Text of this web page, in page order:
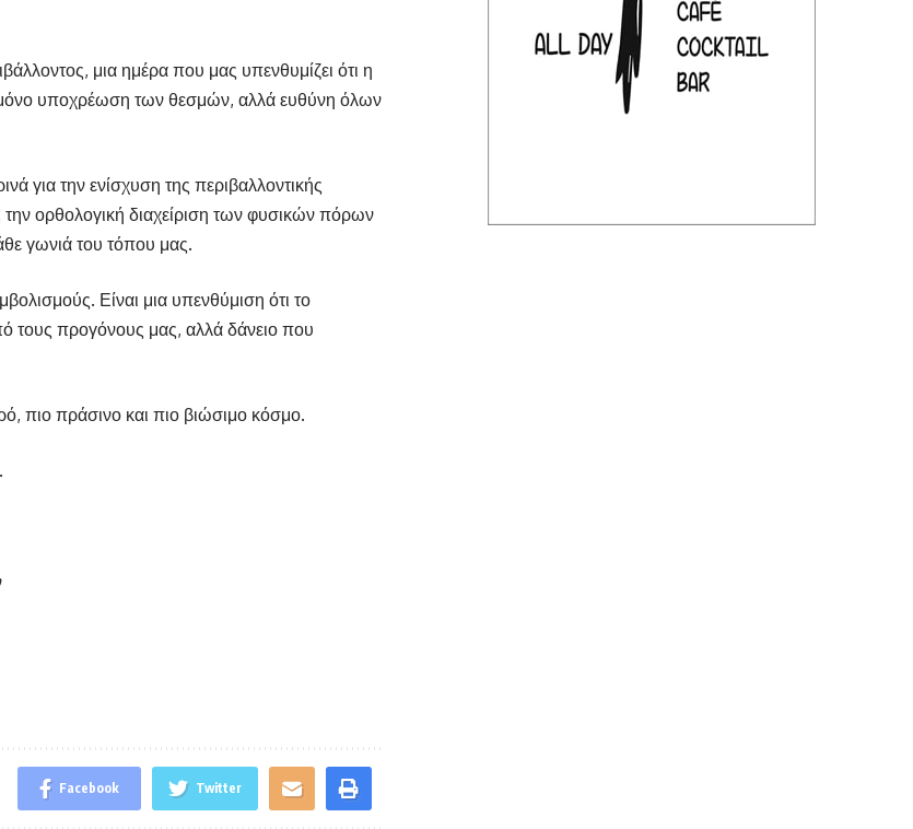
μια ημέρα που μας υπενθυμίζει ότι η
μόνο υποχρέωση των θεσμών, αλλά ευθύνη όλων
για την ενίσχυση της περιβαλλοντικής
ορθολογική διαχείριση των φυσικών πόρων
γωνιά του τόπου μας.
Είναι μια υπενθύμιση ότι το
τους προγόνους μας, αλλά δάνειο που
πιο πράσινο και πιο βιώσιμο κόσμο.
Facebook Twitter